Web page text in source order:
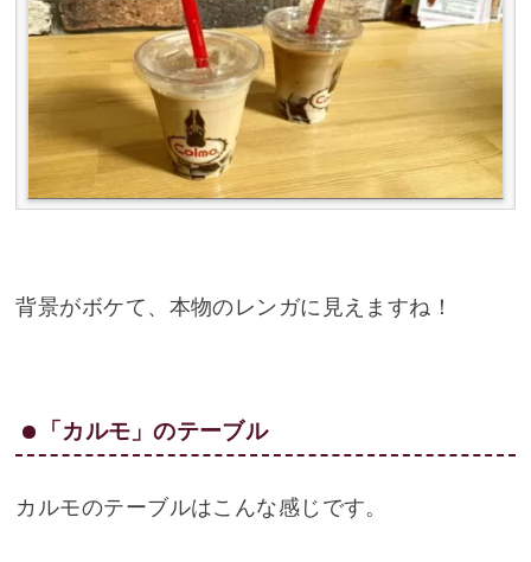
背景がボケて、本物のレンガに見えますね！
「カルモ」のテーブル
カルモのテーブルはこんな感じです。